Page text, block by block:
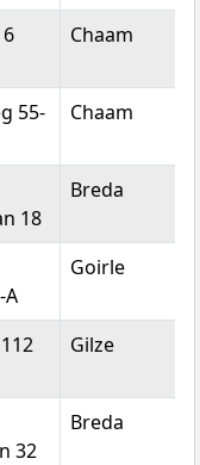
Chaam
55-
Chaam
18
Breda
A
Goirle
Gilze
32
Breda